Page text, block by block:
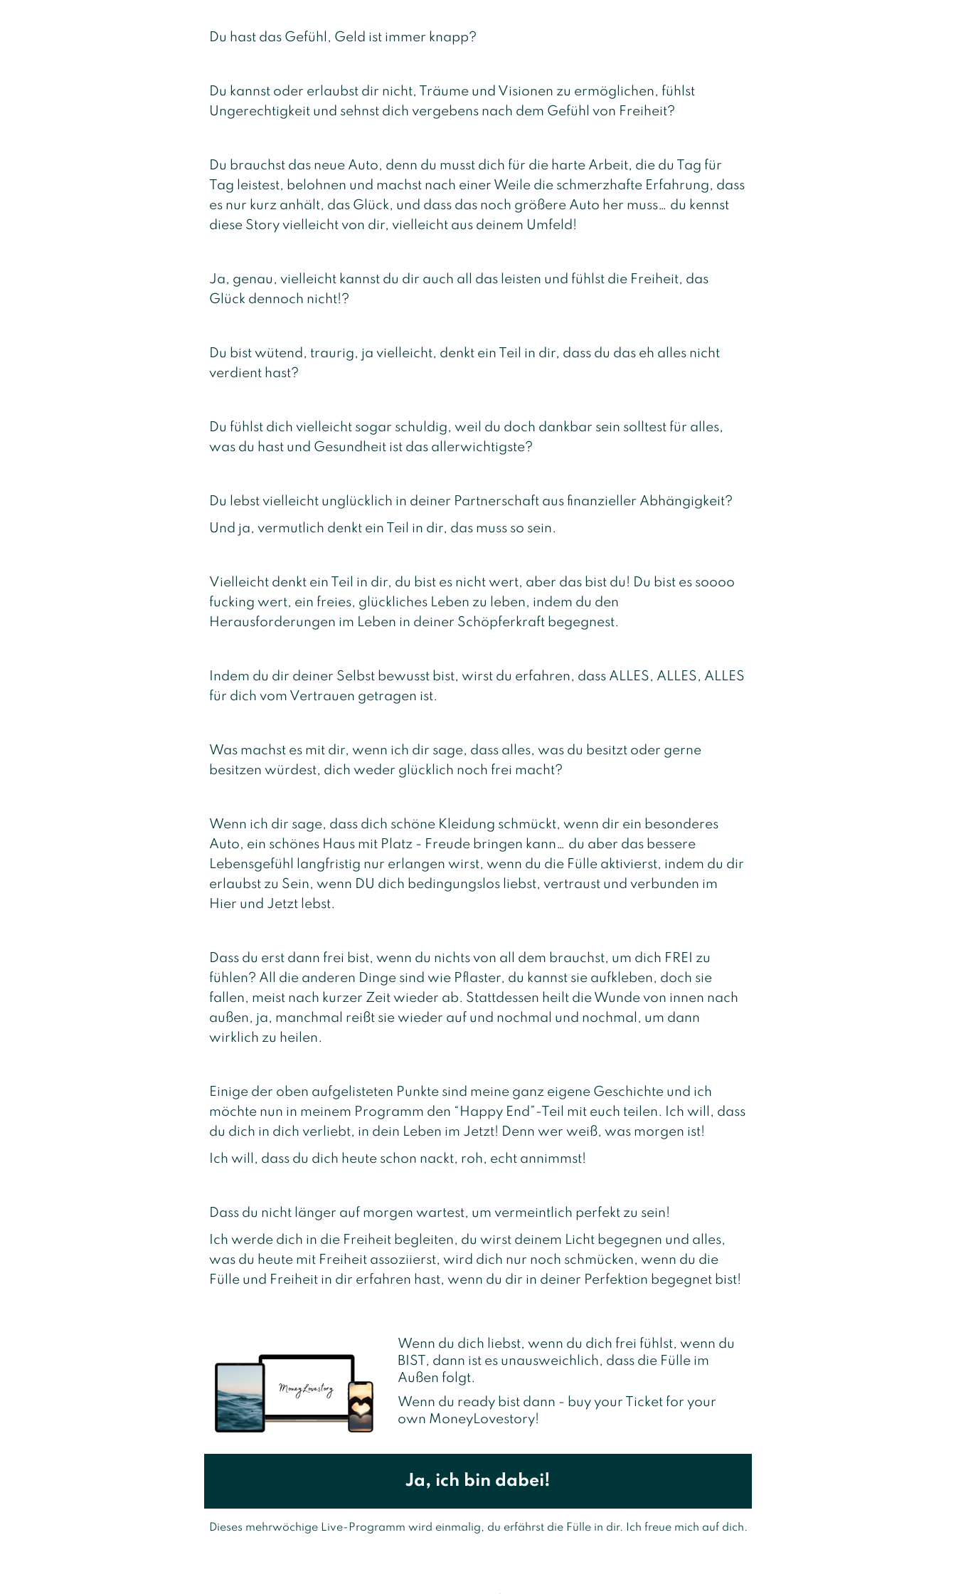
Du hast das Gefühl, Geld ist immer knapp?
Du kannst oder erlaubst dir nicht, Träume und Visionen zu ermöglichen, fühlst
Ungerechtigkeit und sehnst dich vergebens nach dem Gefühl von Freiheit?
Du brauchst das neue Auto, denn du musst dich für die harte Arbeit, die du Tag für
Tag leistest, belohnen und machst nach einer Weile die schmerzhafte Erfahrung, dass
es nur kurz anhält, das Glück, und dass das noch größere Auto her muss… du kennst
diese Story vielleicht von dir, vielleicht aus deinem Umfeld!
Ja, genau, vielleicht kannst du dir auch all das leisten und fühlst die Freiheit, das
Glück dennoch nicht!?
Du bist wütend, traurig, ja vielleicht, denkt ein Teil in dir, dass du das eh alles nicht
verdient hast?
Du fühlst dich vielleicht sogar schuldig, weil du doch dankbar sein solltest für alles,
was du hast und Gesundheit ist das allerwichtigste?
Du lebst vielleicht unglücklich in deiner Partnerschaft aus finanzieller Abhängigkeit?
Und ja, vermutlich denkt ein Teil in dir, das muss so sein.
Vielleicht denkt ein Teil in dir, du bist es nicht wert, aber das bist du! Du bist es soooo
fucking wert, ein freies, glückliches Leben zu leben, indem du den
Herausforderungen im Leben in deiner Schöpferkraft begegnest.
Indem du dir deiner Selbst bewusst bist, wirst du erfahren, dass ALLES, ALLES, ALLES
für dich vom Vertrauen getragen ist.
Was machst es mit dir, wenn ich dir sage, dass alles, was du besitzt oder gerne
besitzen würdest, dich weder glücklich noch frei macht?
Wenn ich dir sage, dass dich schöne Kleidung schmückt, wenn dir ein besonderes
Auto, ein schönes Haus mit Platz - Freude bringen kann… du aber das bessere
Lebensgefühl langfristig nur erlangen wirst, wenn du die Fülle aktivierst, indem du dir
erlaubst zu Sein, wenn DU dich bedingungslos liebst, vertraust und verbunden im
Hier und Jetzt lebst.
Dass du erst dann frei bist, wenn du nichts von all dem brauchst, um dich FREI zu
fühlen? All die anderen Dinge sind wie Pflaster, du kannst sie aufkleben, doch sie
fallen, meist nach kurzer Zeit wieder ab. Stattdessen heilt die Wunde von innen nach
außen, ja, manchmal reißt sie wieder auf und nochmal und nochmal, um dann
wirklich zu heilen.
Einige der oben aufgelisteten Punkte sind meine ganz eigene Geschichte und ich
möchte nun in meinem Programm den “Happy End”-Teil mit euch teilen. Ich will, dass
du dich in dich verliebt, in dein Leben im Jetzt! Denn wer weiß, was morgen ist!
Ich will, dass du dich heute schon nackt, roh, echt annimmst!
Dass du nicht länger auf morgen wartest, um vermeintlich perfekt zu sein!
Ich werde dich in die Freiheit begleiten, du wirst deinem Licht begegnen und alles,
was du heute mit Freiheit assoziierst, wird dich nur noch schmücken, wenn du die
Fülle und Freiheit in dir erfahren hast, wenn du dir in deiner Perfektion begegnet bist!
Wenn du dich liebst, wenn du dich frei fühlst, wenn du
BIST, dann ist es unausweichlich, dass die Fülle im
Außen folgt.
Wenn du ready bist dann - buy your Ticket for your
own MoneyLovestory!
Ja, ich bin dabei!
Dieses mehrwöchige Live-Programm wird einmalig, du erfährst die Fülle in dir. Ich freue mich auf dich.